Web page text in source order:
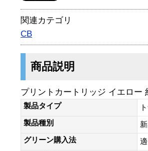
関連カテゴリ
CB
商品説明
プリントカートリッジ イエロー
製品タイプ
製品種別
グリーン購入法